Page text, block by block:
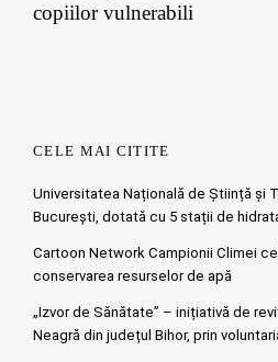
copiilor vulnerabili
CELE MAI CITITE
Universitatea Națională de Știință și
București, dotată cu 5 stații de
Cartoon Network Campionii Climei
conservarea resurselor de apă
„Izvor de Sănătate” – inițiativă de
Neagră din județul Bihor, prin